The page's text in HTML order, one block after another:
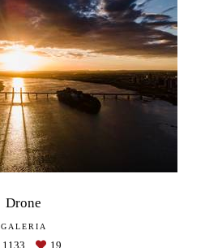
Drone
GALERIA
1133 19